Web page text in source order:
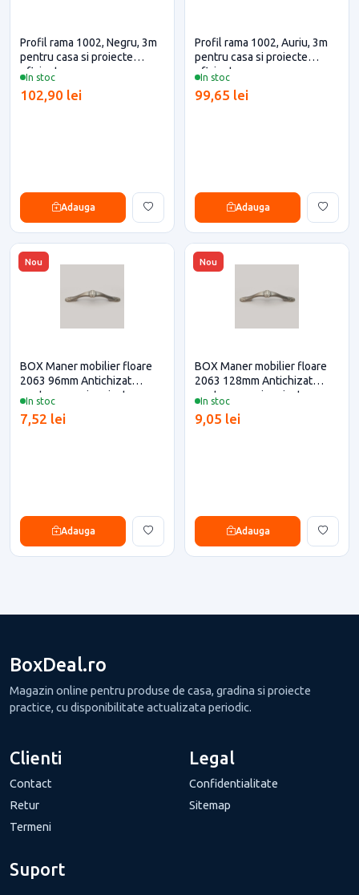
In stoc
Profil rama 1002, Negru, 3m
pentru casa si proiecte
eficiente
102,90 lei
Adauga
In stoc
Profil rama 1002, Auriu, 3m
pentru casa si proiecte
eficiente
99,65 lei
Adauga
Nou
In stoc
BOX Maner mobilier floare
2063 96mm Antichizat
pentru casa si proiecte
7,52 lei
Adauga
Nou
In stoc
BOX Maner mobilier floare
2063 128mm Antichizat
pentru casa si proiecte
9,05 lei
Adauga
BoxDeal.ro
Magazin online pentru produse de casa, gradina si proiecte
practice, cu disponibilitate actualizata periodic.
Clienti
Contact
Retur
Termeni
Legal
Confidentialitate
Sitemap
Suport